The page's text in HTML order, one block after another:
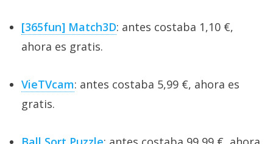
[365fun] Match3D: antes costaba 1,10 €,
ahora es gratis.
VieTVcam: antes costaba 5,99 €, ahora es
gratis.